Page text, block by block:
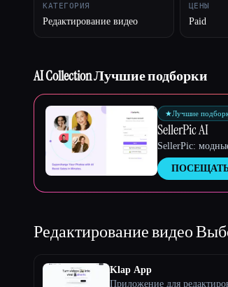
КАТЕГОРИЯ
Редактирование видео
ЦЕНЫ
Paid
AI Collection Лучшие подборки
★Лучшие
SellerPic AI
SellerPic:
Редактирование видео
Klap App
Приложение для